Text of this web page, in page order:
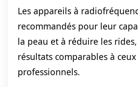
Les appareils à
recommandés pour leur
la peau et à réduire les
résultats comparables à
professionnels.